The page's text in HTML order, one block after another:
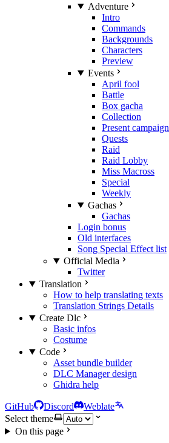
Adventure
Intro
Commands
Backgrounds
Characters
Preview
Events
April fool
Battle
Box gacha
Collection
Present campaign
Quests
Raid
Raid Lobby
Miss Macross
Special
Weekly
Gachas
Gachas
Login bonus
Old interfaces
Song Special Effect list
Official Media
Twitter
Translation
How to help translating texts
Translation Strings Details
Create Dlc
Basic infos
Costume
Code
Asset bundle builder
DLC Manager design
Ghidra help
GitHub Discord
Weblate
Select theme
On this page